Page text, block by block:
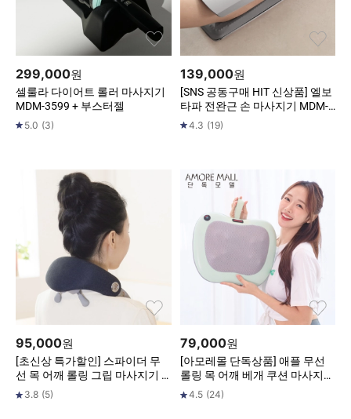
299,000원
셀룰라 다이어트 롤러 마사지기
MDM-3599 + 부스터젤
5.0 (3)
139,000원
[SNS 공동구매 HIT 신상품] 엘보
타파 전완근 손 마사지기 MDM-1
422S 아이언롱팔 MD-131OW
4.3 (19)
95,000원
[초신상 특가할인] 스파이더 무
선 목 어깨 롤링 그립 마사지기 M
VP-8810
3.8 (5)
79,000원
[아모레몰 단독상품] 애플 무선
롤링 목 어깨 베개 쿠션 마사지기
MVP-449
4.5 (24)